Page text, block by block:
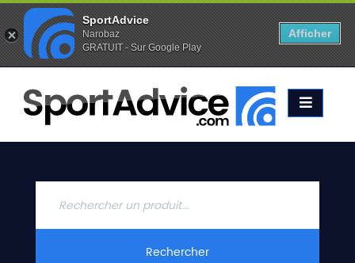
Favoris (0) Alertes (0)
ACCUEIL
SKIS
2020
Rechercher
SportAdvice
Narobaz
GRATUIT - Sur Google Play
Afficher